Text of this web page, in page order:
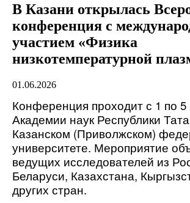
В Казани открылась
конференция с
участием «Физика
низкотемпературной
01.06.2026
Конференция проходит с 1 по
Академии наук Республики
Казанском (Приволжском)
университете. Мероприятие
ведущих исследователей из
Беларуси, Казахстана,
других стран.